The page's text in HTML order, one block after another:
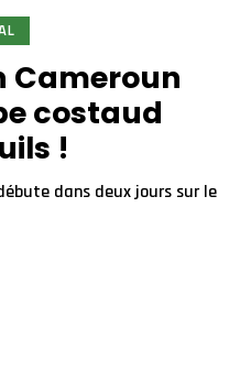
Cameroun
costaud
!
dans deux jours sur le